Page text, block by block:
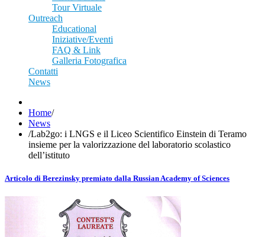
Tour Virtuale
Outreach
Educational
Iniziative/Eventi
FAQ & Link
Galleria Fotografica
Contatti
News
Home/
News
/Lab2go: i LNGS e il Liceo Scientifico Einstein di Teramo
insieme per la valorizzazione del laboratorio scolastico
dell’istituto
Articolo di Berezinsky premiato dalla Russian Academy of Sciences